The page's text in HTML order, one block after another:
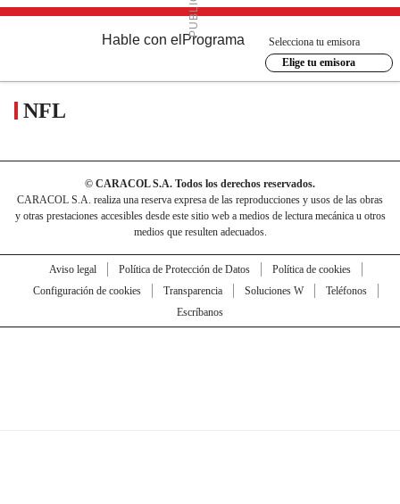
Hable con el Programa
Selecciona tu emisora
Elige tu emisora
NFL
© CARACOL S.A. Todos los derechos reservados.
CARACOL S.A. realiza una reserva expresa de las reproducciones y usos de las obras
y otras prestaciones accesibles desde este sitio web a medios de lectura mecánica u otros
medios que resulten adecuados.
Aviso legal Política de Protección de Datos
Política de cookies
Configuración de cookies
Transparencia Soluciones W
Teléfonos
Escríbanos